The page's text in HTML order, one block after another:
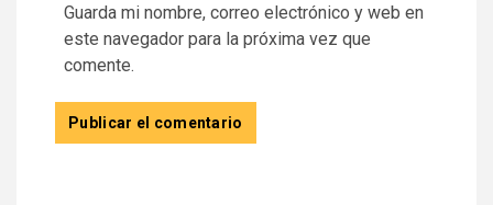
Guarda mi nombre, correo electrónico y web en
este navegador para la próxima vez que
comente.